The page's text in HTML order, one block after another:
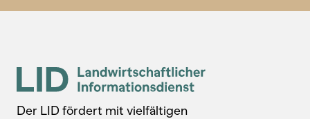
Der LID fördert mit vielfältigen